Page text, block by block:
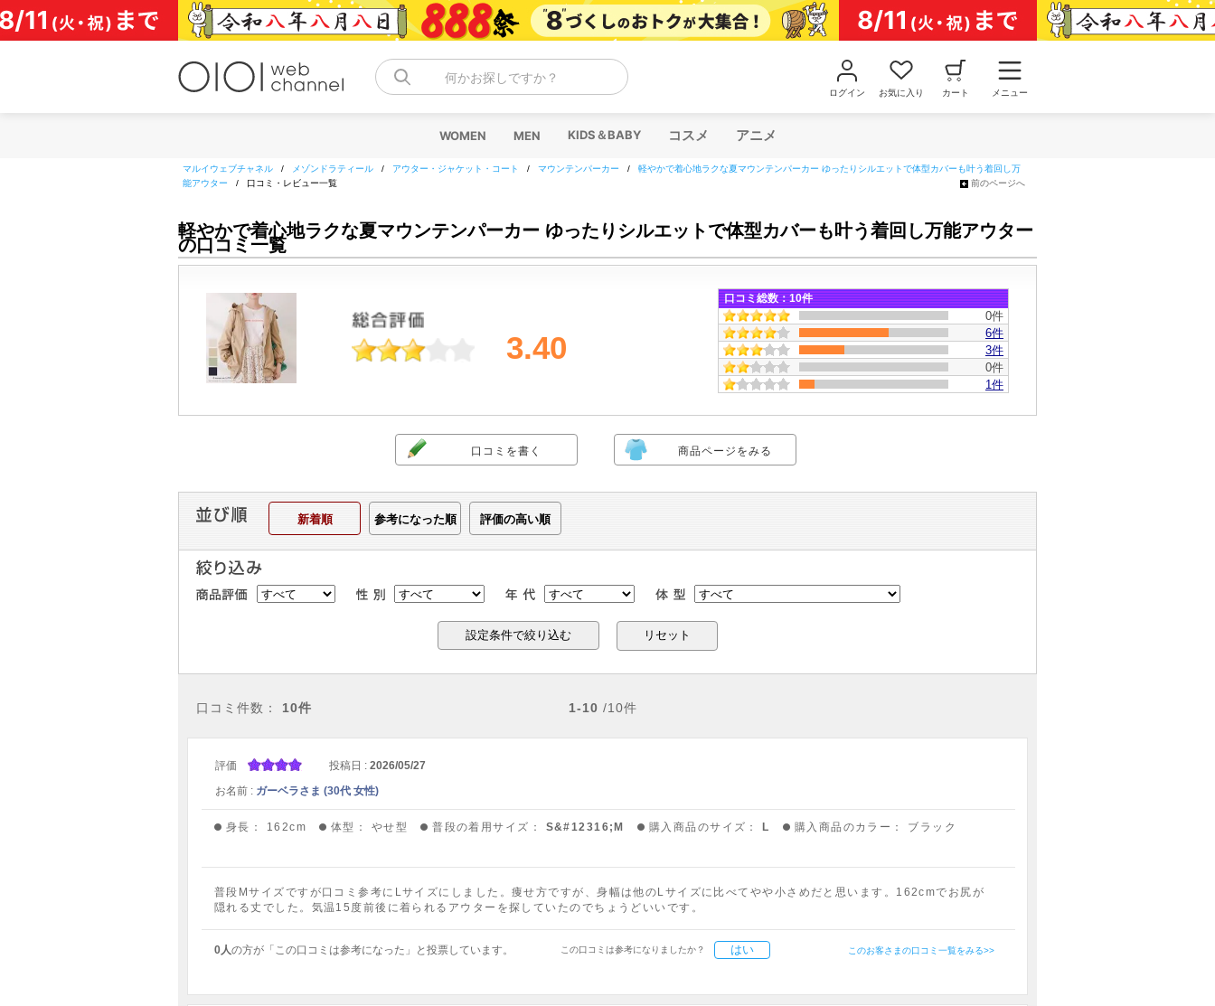
コ
ン
テ
何かお探しですか？
ログイン お気に入り カート メニュー
WOMEN MEN KIDS＆BABY コスメ アニメ
マルイウェブチャネル / メゾンドラティール / アウター・ジャケット・コート / マウンテンパーカー / 軽やかで着心地ラクな夏マウンテンパーカー ゆったりシルエットで体型カバーも叶う着回し万
能アウター
/ 口コミ・レビュー一覧 前のページへ
軽やかで着心地ラクな夏マウンテンパーカー ゆったりシルエットで体型カバーも叶う着回し万能アウター
の口コミ一覧
3.40
口コミ総数：10件
0件
6件
3件
0件
1件
口コミを書く 商品ページをみる
新着順 参考になった順 評価の高い順
リセット
口コミ件数： 10件 1-10 /10件
評価 投稿日 : 2026/05/27
お名前 : ガーベラさま (30代 女性)
身長： 162cm 体型： やせ型 普段の着用サイズ： S&#12316;M 購入商品のサイズ： L 購入商品のカラー： ブラック
普段Mサイズですが口コミ参考にLサイズにしました。痩せ方ですが、身幅は他のLサイズに比べてやや小さめだと思います。162cmでお尻が
隠れる丈でした。気温15度前後に着られるアウターを探していたのでちょうどいいです。
この口コミは参考になりましたか？ はい
0人の方が「この口コミは参考になった」と投票しています。 このお客さまの口コミ一覧をみる>>